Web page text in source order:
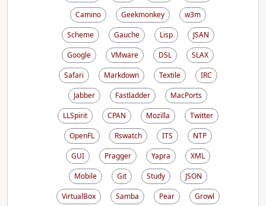
Camino
Geekmonkey
w3m
Scheme
Gauche Lisp
JSAN
Google
VMware DSL
SLAX
Safari
Markdown Textile
IRC
Jabber
Fastladder
MacPorts
LLSpirit
CPAN Mozilla
Twitter
OpenFL
Rswatch ITS
NTP
GUI
Pragger Yapra
XML
Mobile
Git Study
JSON
VirtualBox
Samba Pear
Growl